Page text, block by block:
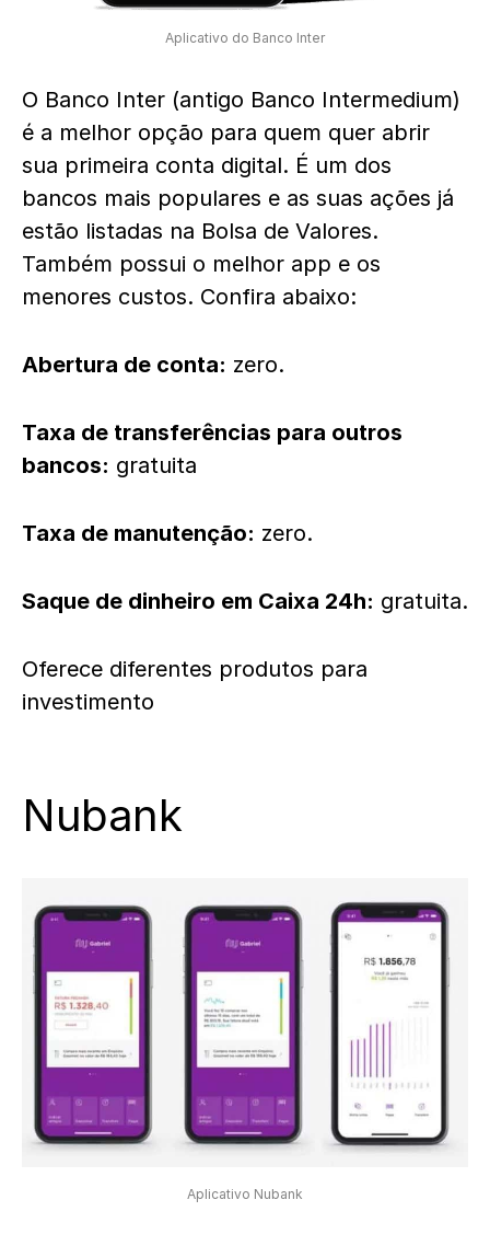
Aplicativo do Banco Inter
O Banco Inter (antigo Banco Intermedium)
é a melhor opção para quem quer abrir
sua primeira conta digital. É um dos
bancos mais populares e as suas ações já
estão listadas na Bolsa de Valores.
Também possui o melhor app e os
menores custos. Confira abaixo:
Abertura de conta: zero.
Taxa de transferências para outros
bancos: gratuita
Taxa de manutenção: zero.
Saque de dinheiro em Caixa 24h: gratuita.
Oferece diferentes produtos para
investimento
Nubank
Aplicativo Nubank